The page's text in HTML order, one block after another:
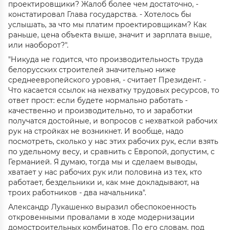
проектировщики? Жалоб более чем достаточно, -
констатировал Глава государства. - Хотелось бы
услышать, за что мы платим проектировщикам? Как
раньше, цена объекта выше, значит и зарплата выше,
или наоборот?".
"Никуда не годится, что производительность труда
белорусских строителей значительно ниже
среднеевропейского уровня, - считает Президент. -
Что касается ссылок на нехватку трудовых ресурсов, то
ответ прост: если будете нормально работать -
качественно и производительно, то и заработки
получатся достойные, и вопросов с нехваткой рабочих
рук на стройках не возникнет. И вообще, надо
посмотреть, сколько у нас этих рабочих рук, если взять
по удельному весу, и сравнить с Европой, допустим, с
Германией. Я думаю, тогда мы и сделаем выводы,
хватает у нас рабочих рук или половина из тех, кто
работает, бездельники и, как мне докладывают, на
троих работников - два начальника".
Александр Лукашенко выразил обеспокоенность
откровенными провалами в ходе модернизации
домостроительных комбинатов. По его словам, под